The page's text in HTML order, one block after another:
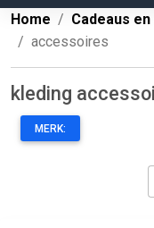
Home
Cadeaus
accessoires
kleding
MERK: